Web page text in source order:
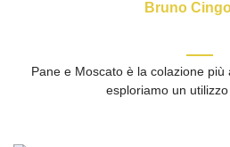
Bruno
Pane e Moscato è la colazione
esploriamo un